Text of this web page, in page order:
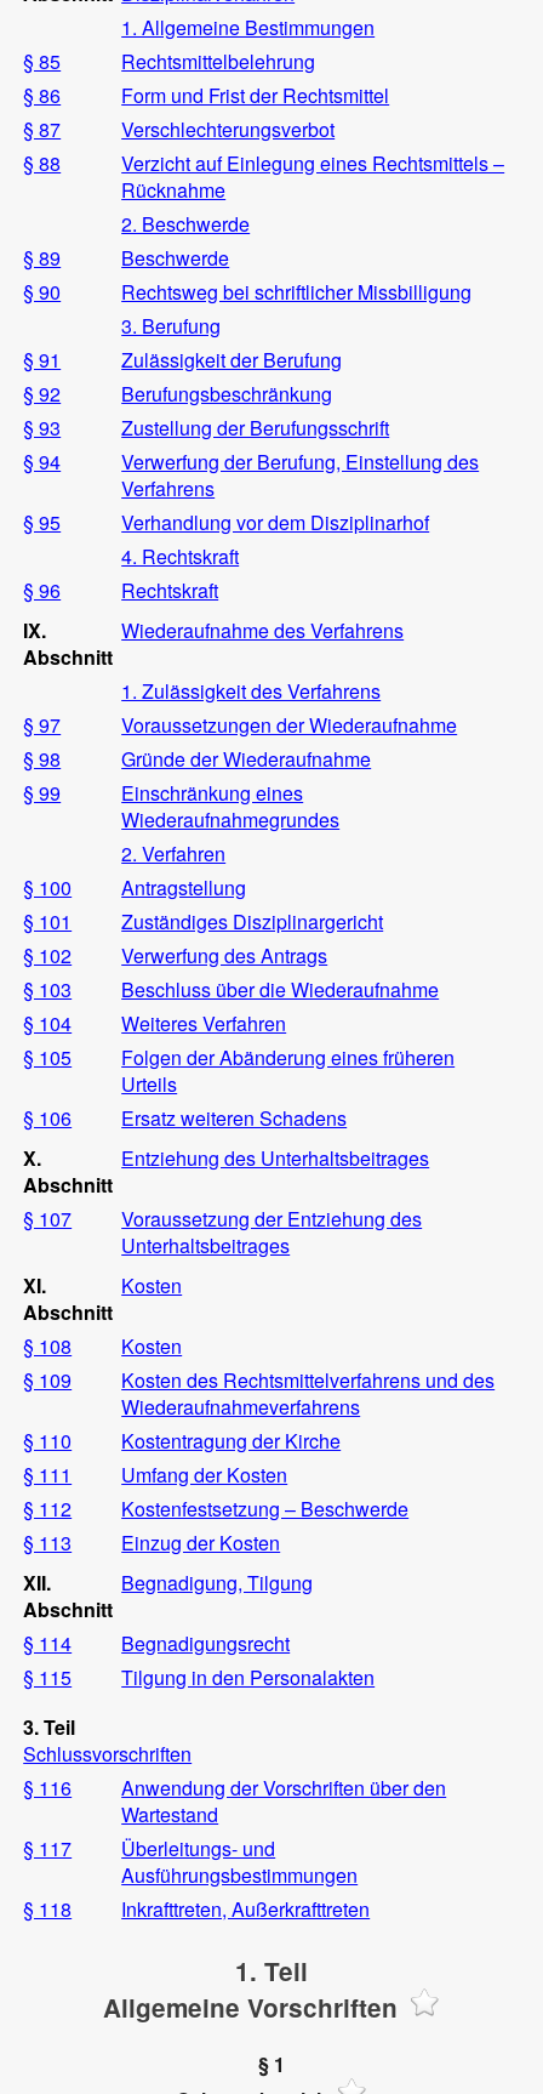
1. Allgemeine Bestimmungen
§ 85
Rechtsmittelbelehrung
§ 86
Form und Frist der Rechtsmittel
§ 87
Verschlechterungsverbot
§ 88
Verzicht auf Einlegung eines Rechtsmittels –
Rücknahme
2. Beschwerde
§ 89
Beschwerde
§ 90
Rechtsweg bei schriftlicher Missbilligung
3. Berufung
§ 91
Zulässigkeit der Berufung
§ 92
Berufungsbeschränkung
§ 93
Zustellung der Berufungsschrift
§ 94
Verwerfung der Berufung, Einstellung des
Verfahrens
§ 95
Verhandlung vor dem Disziplinarhof
4. Rechtskraft
§ 96
Rechtskraft
IX.
Abschnitt
Wiederaufnahme des Verfahrens
1. Zulässigkeit des Verfahrens
§ 97
Voraussetzungen der Wiederaufnahme
§ 98
Gründe der Wiederaufnahme
§ 99
Einschränkung eines
Wiederaufnahmegrundes
2. Verfahren
§ 100
Antragstellung
§ 101
Zuständiges Disziplinargericht
§ 102
Verwerfung des Antrags
§ 103
Beschluss über die Wiederaufnahme
§ 104
Weiteres Verfahren
§ 105
Folgen der Abänderung eines früheren
Urteils
§ 106
Ersatz weiteren Schadens
X.
Abschnitt
Entziehung des Unterhaltsbeitrages
§ 107
Voraussetzung der Entziehung des
Unterhaltsbeitrages
XI.
Abschnitt
Kosten
§ 108
Kosten
§ 109
Kosten des Rechtsmittelverfahrens und des
Wiederaufnahmeverfahrens
§ 110
Kostentragung der Kirche
§ 111
Umfang der Kosten
§ 112
Kostenfestsetzung – Beschwerde
§ 113
Einzug der Kosten
XII.
Abschnitt
Begnadigung, Tilgung
§ 114
Begnadigungsrecht
§ 115
Tilgung in den Personalakten
3. Teil
Schlussvorschriften
§ 116
Anwendung der Vorschriften über den
Wartestand
§ 117
Überleitungs- und
Ausführungsbestimmungen
§ 118
Inkrafttreten, Außerkrafttreten
1. Teil
Allgemeine Vorschriften
§ 1